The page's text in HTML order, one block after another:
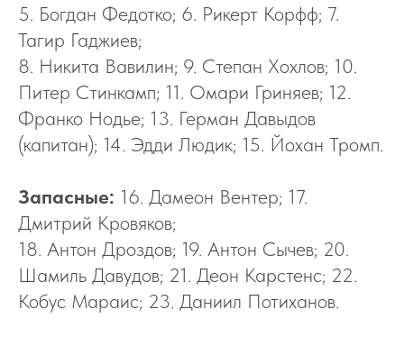
5. Богдан Федотко; 6. Рикерт Корфф; 7.
Тагир Гаджиев;
8. Никита Вавилин; 9. Степан Хохлов; 10.
Питер Стинкамп; 11. Омари Гриняев; 12.
Франко Нодье; 13. Герман Давыдов
(капитан); 14. Эдди Людик; 15. Йохан Тромп.
Запасные: 16. Дамеон Вентер; 17.
Дмитрий Кровяков;
18. Антон Дроздов; 19. Антон Сычев; 20.
Шамиль Давудов; 21. Деон Карстенс; 22.
Кобус Мараис; 23. Даниил Потиханов.